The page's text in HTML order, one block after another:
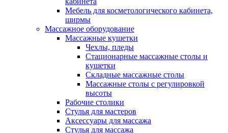
Мебель для косметологического кабинета,
ширмы
Массажное оборудование
Массажные кушетки
Чехлы, пледы
Стационарные массажные столы и
кушетки
Складные массажные столы
Массажные столы с регулировкой
высоты
Рабочие столики
Стулья для мастеров
Аксессуары для массажа
Стулья для массажа